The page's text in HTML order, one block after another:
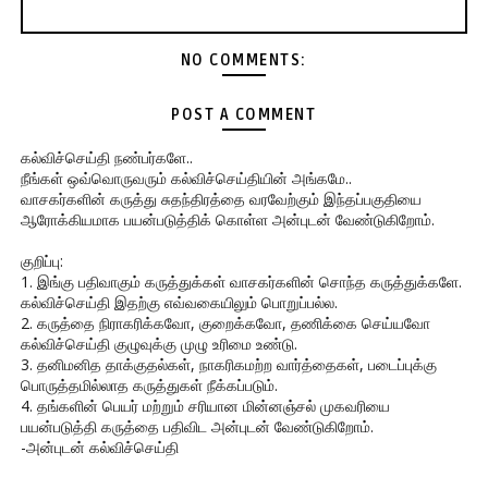
NO COMMENTS:
POST A COMMENT
கல்விச்செய்தி நண்பர்களே..
நீங்கள் ஒவ்வொருவரும் கல்விச்செய்தியின் அங்கமே..
வாசகர்களின் கருத்து சுதந்திரத்தை வரவேற்கும் இந்தப்பகுதியை
ஆரோக்கியமாக பயன்படுத்திக் கொள்ள அன்புடன் வேண்டுகிறோம்.
குறிப்பு:
1. இங்கு பதிவாகும் கருத்துக்கள் வாசகர்களின் சொந்த கருத்துக்களே.
கல்விச்செய்தி இதற்கு எவ்வகையிலும் பொறுப்பல்ல.
2. கருத்தை நிராகரிக்கவோ, குறைக்கவோ, தணிக்கை செய்யவோ
கல்விச்செய்தி குழுவுக்கு முழு உரிமை உண்டு.
3. தனிமனித தாக்குதல்கள், நாகரிகமற்ற வார்த்தைகள், படைப்புக்கு
பொருத்தமில்லாத கருத்துகள் நீக்கப்படும்.
4. தங்களின் பெயர் மற்றும் சரியான மின்னஞ்சல் முகவரியை
பயன்படுத்தி கருத்தை பதிவிட அன்புடன் வேண்டுகிறோம்.
-அன்புடன் கல்விச்செய்தி